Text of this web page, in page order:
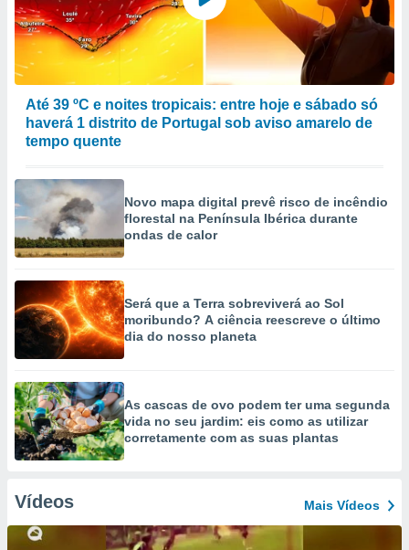
Até 39 ºC e noites tropicais: entre hoje e sábado só
haverá 1 distrito de Portugal sob aviso amarelo de
tempo quente
Novo mapa digital prevê risco de incêndio
florestal na Península Ibérica durante
ondas de calor
Será que a Terra sobreviverá ao Sol
moribundo? A ciência reescreve o último
dia do nosso planeta
As cascas de ovo podem ter uma segunda
vida no seu jardim: eis como as utilizar
corretamente com as suas plantas
Vídeos Mais Vídeos